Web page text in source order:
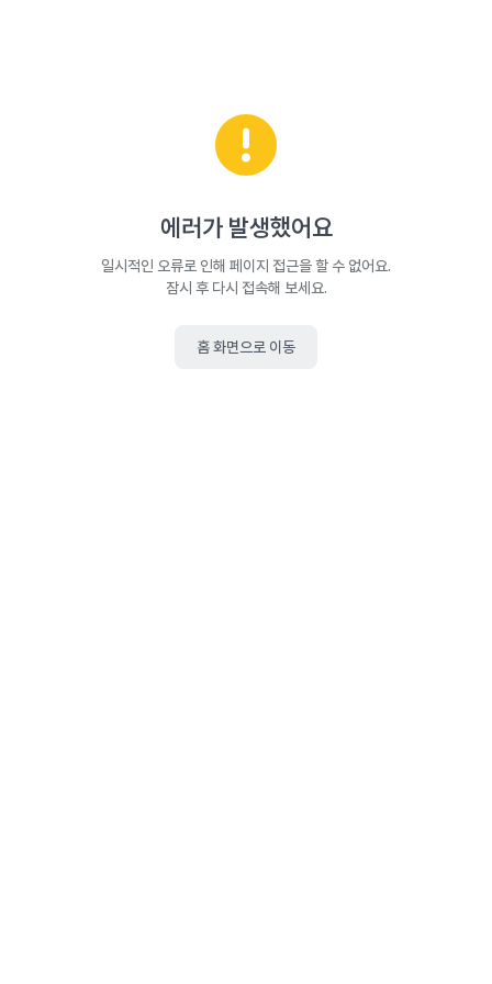
에러가 발생했어요
일시적인 오류로 인해 페이지 접근을 할 수 없어요.
잠시 후 다시 접속해 보세요.
홈 화면으로 이동